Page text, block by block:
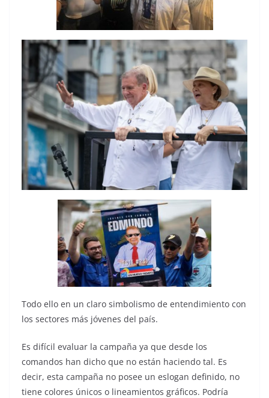
Todo ello en un claro simbolismo de entendimiento con
los sectores más jóvenes del país.
Es difícil evaluar la campaña ya que desde los
comandos han dicho que no están haciendo tal. Es
decir, esta campaña no posee un eslogan definido, no
tiene colores únicos o lineamientos gráficos. Podría